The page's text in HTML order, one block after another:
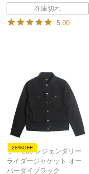
在庫切れ
5.00
28%OFF
リー Lee レジェンダリー
ライダージャケット オー
バーダイブラック